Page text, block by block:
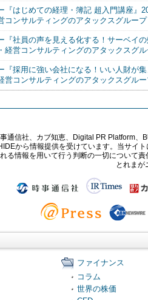
『はじめての経理・簿記 超入門講座』
コンサルティングのアタックスグループ
『社員の声を見える化する！サーベイ
経営コンサルティングのアタックスグ
『採用に強い会社になる！いい人財が
営コンサルティングのアタックスグル
通信社、カブ知恵、Digital PR Platform
から情報提供を受けています。当サイ
る情報を用いて行う判断の一切について責
とれまが
ファイナンス
コラム
世界の株価